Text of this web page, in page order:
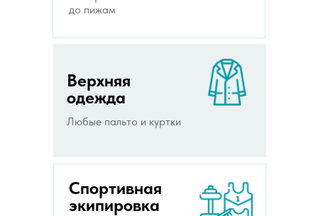
до пижам
Верхняя
одежда
Любые пальто и куртки
Спортивная
экипировка